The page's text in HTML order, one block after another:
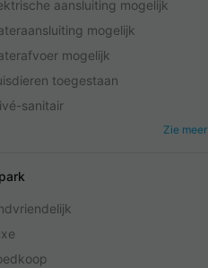
aansluiting mogelijk
mogelijk
mogelijk
toegestaan
sanitair
Zie meer